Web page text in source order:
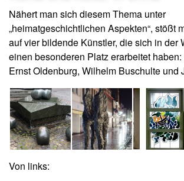
Nähert man sich diesem Thema unter
„heimatgeschichtlichen Aspekten“, stößt
auf vier bildende Künstler, die sich in der
einen besonderen Platz erarbeitet
Ernst Oldenburg, Wilhelm Buschulte und
Von links: